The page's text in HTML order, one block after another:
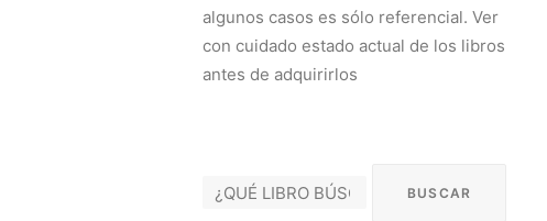
algunos casos es sólo referencial. Ver
con cuidado estado actual de los libros
antes de adquirirlos